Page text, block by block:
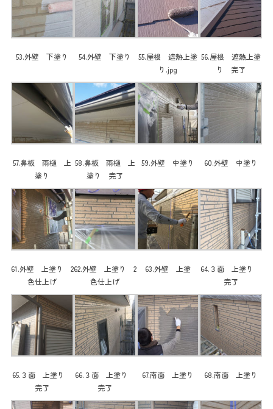
53.外壁 下塗り 54.外壁 下塗り
55.屋根 遮熱上塗
り.jpg
56.屋根 遮熱上塗
り 完了
57.鼻板 雨樋 上
塗り
58.鼻板 雨樋 上
塗り 完了
59.外壁 中塗り 60.外壁 中塗り
61.外壁 上塗り 2
色仕上げ
62.外壁 上塗り 2
色仕上げ
63.外壁 上塗
64.３面 上塗り
完了
65.３面 上塗り
完了
66.３面 上塗り
完了
67.南面 上塗り 68.南面 上塗り